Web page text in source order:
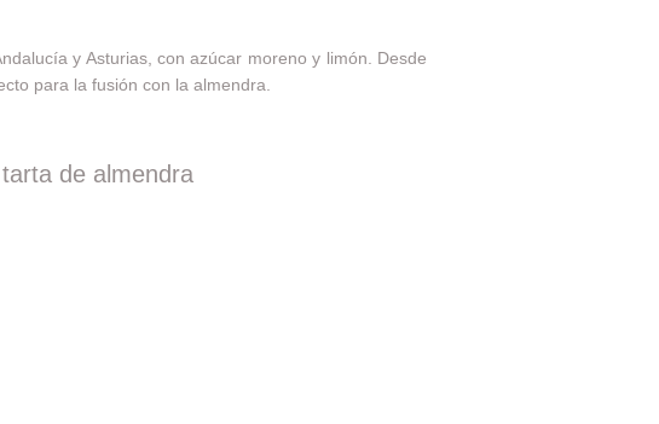
y Asturias, con azúcar moreno y limón. Desde
para la fusión con la almendra.